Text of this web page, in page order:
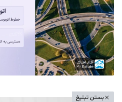
بستن تبلیغ